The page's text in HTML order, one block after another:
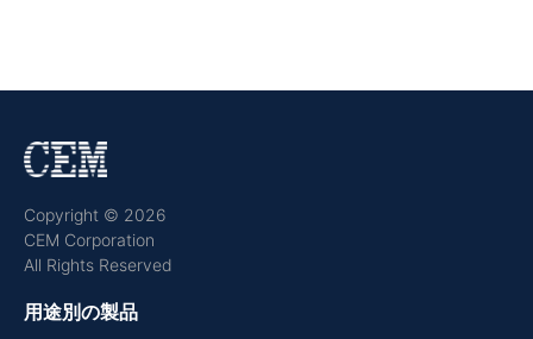
Copyright © 2026
CEM Corporation
All Rights Reserved
用途別の製品